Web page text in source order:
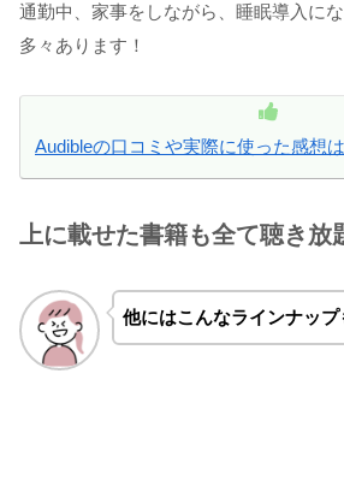
通勤中、家事をしながら、睡眠導入に
多々あります！
Audibleの口コミや実際に使った感想
上に載せた書籍も全て聴き放
他にはこんなラインナップ